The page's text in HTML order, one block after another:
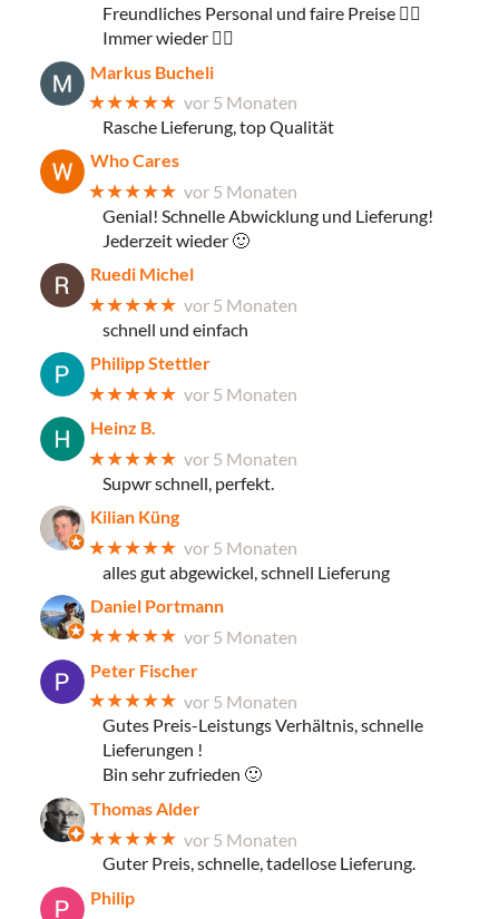
Freundliches Personal und faire Preise 👌🏼
Immer wieder 👍🏼
Markus Bucheli
★★★★★ vor 5 Monaten
Rasche Lieferung, top Qualität
Who Cares
★★★★★ vor 5 Monaten
Genial! Schnelle Abwicklung und Lieferung!
Jederzeit wieder 🙂
Ruedi Michel
★★★★★ vor 5 Monaten
schnell und einfach
Philipp Stettler
★★★★★ vor 5 Monaten
Heinz B.
★★★★★ vor 5 Monaten
Supwr schnell, perfekt.
Kilian Küng
★★★★★ vor 5 Monaten
alles gut abgewickel, schnell Lieferung
Daniel Portmann
★★★★★ vor 5 Monaten
Peter Fischer
★★★★★ vor 5 Monaten
Gutes Preis-Leistungs Verhältnis, schnelle
Lieferungen !
Bin sehr zufrieden 🙂
Thomas Alder
★★★★★ vor 5 Monaten
Guter Preis, schnelle, tadellose Lieferung.
Philip